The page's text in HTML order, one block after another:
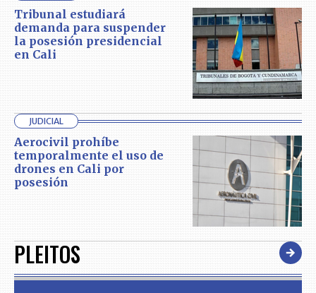
Tribunal estudiará
demanda para suspender
la posesión presidencial
en Cali
JUDICIAL
Aerocivil prohíbe
temporalmente el uso de
drones en Cali por
posesión
PLEITOS